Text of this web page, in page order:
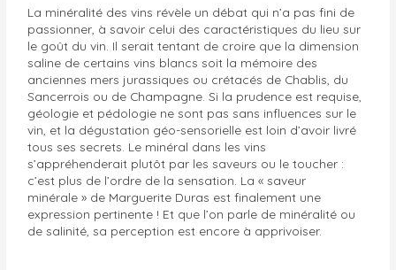
La minéralité des vins révèle un débat qui n’a pas fini de
passionner, à savoir celui des caractéristiques du lieu sur
le goût du vin. Il serait tentant de croire que la dimension
saline de certains vins blancs soit la mémoire des
anciennes mers jurassiques ou crétacés de Chablis, du
Sancerrois ou de Champagne. Si la prudence est requise,
géologie et pédologie ne sont pas sans influences sur le
vin, et la dégustation géo-sensorielle est loin d’avoir livré
tous ses secrets. Le minéral dans les vins
s’appréhenderait plutôt par les saveurs ou le toucher :
c’est plus de l’ordre de la sensation. La « saveur
minérale » de Marguerite Duras est finalement une
expression pertinente ! Et que l’on parle de minéralité ou
de salinité, sa perception est encore à apprivoiser.